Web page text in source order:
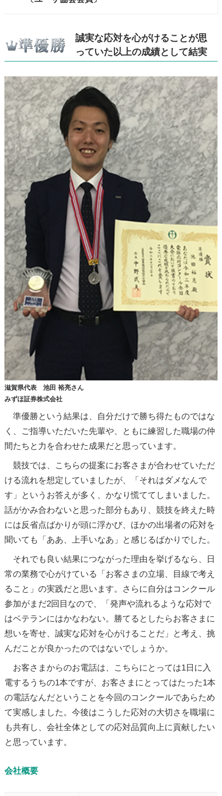
誠実な応対を心がけることが思
っていた以上の成績として結実
滋賀県代表 池田 裕亮さん
みずほ証券株式会社
準優勝という結果は、自分だけで勝ち得たものではな
く、ご指導いただいた先輩や、ともに練習した職場の仲
間たちと力を合わせた成果だと思っています。
競技では、こちらの提案にお客さまが合わせていただ
ける流れを想定していましたが、「それはダメなんで
す」というお答えが多く、かなり慌ててしまいました。
話がかみ合わないと思った部分もあり、競技を終えた時
には反省点ばかりが頭に浮かび、ほかの出場者の応対を
聞いても「ああ、上手いなあ」と感じるばかりでした。
それでも良い結果につながった理由を挙げるなら、日
常の業務で心がけている「お客さまの立場、目線で考え
ること」の実践だと思います。さらに自分はコンクール
参加がまだ2回目なので、「発声や流れるような応対で
はベテランにはかなわない。勝てるとしたらお客さまに
想いを寄せ、誠実な応対を心がけることだ」と考え、挑
んだことが良かったのではないでしょうか。
お客さまからのお電話は、こちらにとっては1日に入
電するうちの1本ですが、お客さまにとってはたった1本
の電話なんだということを今回のコンクールであらため
て実感しました。今後はこうした応対の大切さを職場に
も共有し、会社全体としての応対品質向上に貢献したい
と思っています。
会社概要